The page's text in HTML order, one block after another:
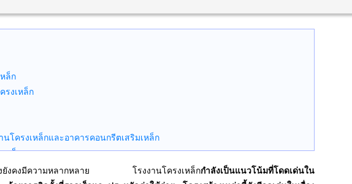
ล็ก
รงเหล็ก
นโครงเหล็กและอาคารคอนกรีตเสริมเหล็ก
เหล็ก
นโครงเหล็ก
างยังคงมีความหลากหลาย โรงงานโครงเหล็กกำลังเป็นแนวโน้มที่โดดเด่นใน